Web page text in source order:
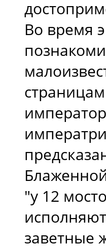
Во время
"у 12
заветные